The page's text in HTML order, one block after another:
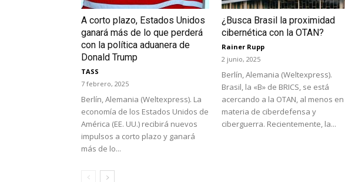
A corto plazo, Estados Unidos
ganará más de lo que perderá
con la política aduanera de
Donald Trump
TASS
7 febrero, 2025
Berlín, Alemania (Weltexpress). La
economía de los Estados Unidos de
América (EE. UU.) recibirá nuevos
impulsos a corto plazo y ganará
más de lo...
¿Busca Brasil la proximidad
cibernética con la OTAN?
Rainer Rupp
2 junio, 2025
Berlín, Alemania (Weltexpress).
Brasil, la «B» de BRICS, se está
acercando a la OTAN, al menos en
materia de ciberdefensa y
ciberguerra. Recientemente, la...